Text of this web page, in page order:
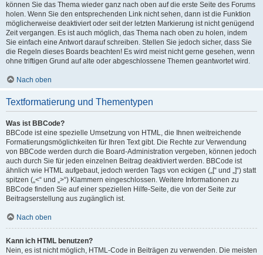
können Sie das Thema wieder ganz nach oben auf die erste Seite des Forums
holen. Wenn Sie den entsprechenden Link nicht sehen, dann ist die Funktion
möglicherweise deaktiviert oder seit der letzten Markierung ist nicht genügend
Zeit vergangen. Es ist auch möglich, das Thema nach oben zu holen, indem
Sie einfach eine Antwort darauf schreiben. Stellen Sie jedoch sicher, dass Sie
die Regeln dieses Boards beachten! Es wird meist nicht gerne gesehen, wenn
ohne triftigen Grund auf alte oder abgeschlossene Themen geantwortet wird.
Nach oben
Textformatierung und Thementypen
Was ist BBCode?
BBCode ist eine spezielle Umsetzung von HTML, die Ihnen weitreichende
Formatierungsmöglichkeiten für Ihren Text gibt. Die Rechte zur Verwendung
von BBCode werden durch die Board-Administration vergeben, können jedoch
auch durch Sie für jeden einzelnen Beitrag deaktiviert werden. BBCode ist
ähnlich wie HTML aufgebaut, jedoch werden Tags von eckigen („[“ und „]“) statt
spitzen („<“ und „>“) Klammern eingeschlossen. Weitere Informationen zu
BBCode finden Sie auf einer speziellen Hilfe-Seite, die von der Seite zur
Beitragserstellung aus zugänglich ist.
Nach oben
Kann ich HTML benutzen?
Nein, es ist nicht möglich, HTML-Code in Beiträgen zu verwenden. Die meisten